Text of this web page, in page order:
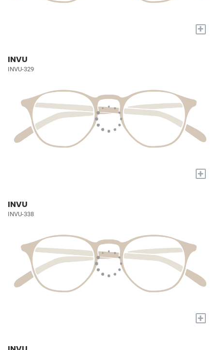
+
INVU
INVU-329
+
INVU
INVU-338
+